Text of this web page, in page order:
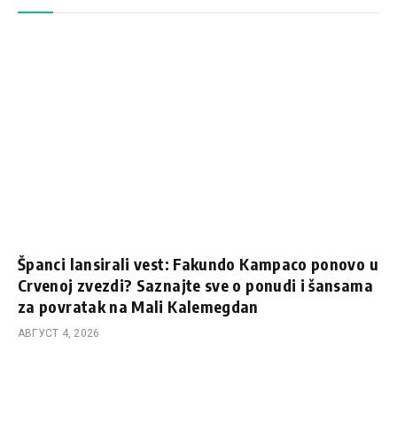
Španci lansirali vest: Fakundo Kampaco ponovo u
Crvenoj zvezdi? Saznajte sve o ponudi i šansama
za povratak na Mali Kalemegdan
АВГУСТ 4, 2026